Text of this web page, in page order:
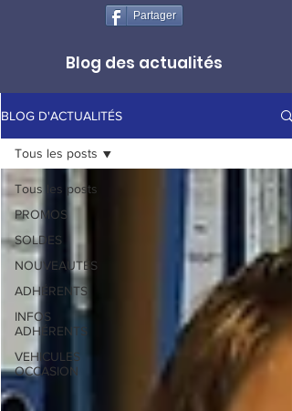
Partager
Blog des actualités
BLOG D'ACTUALITÉS
Tous les posts
PROMOS
SOLDES
NOUVEAUTÉS
ADHÉRENTS
INFOS
ADHÉRENTS
VEHICULES
OCCASION
Tous les posts